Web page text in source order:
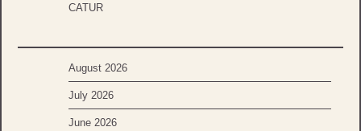
CATUR
August 2026
July 2026
June 2026